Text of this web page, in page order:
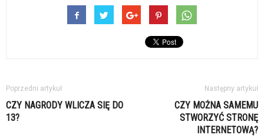
Poprzedni artykuł
CZY NAGRODY WLICZA SIĘ DO
13?
Następny artykuł
CZY MOŻNA SAMEMU
STWORZYĆ STRONĘ
INTERNETOWĄ?